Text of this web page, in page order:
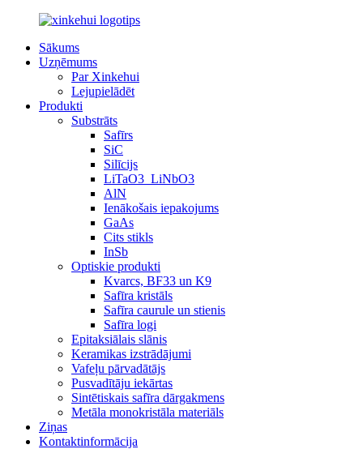
Sākums
Uzņēmums
Par Xinkehui
Lejupielādēt
Produkti
Substrāts
Safīrs
SiC
Silīcijs
LiTaO3_LiNbO3
AlN
Ienākošais iepakojums
GaAs
Cits stikls
InSb
Optiskie produkti
Kvarcs, BF33 un K9
Safīra kristāls
Safīra caurule un stienis
Safīra logi
Epitaksiālais slānis
Keramikas izstrādājumi
Vafeļu pārvadātājs
Pusvadītāju iekārtas
Sintētiskais safīra dārgakmens
Metāla monokristāla materiāls
Ziņas
Kontaktinformācija